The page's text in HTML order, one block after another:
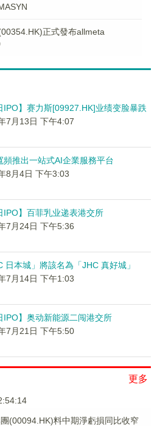
正式發布allmeta
IPO】赛力斯[09927.HK]业绩变脸暴跌
7月13日 下午4:07
頻推出一站式AI企業服務平台
8月4日 下午3:03
IPO】百菲乳业递表港交所
7月24日 下午5:36
日本城」將該名為「JHC 真好城」
7月14日 下午1:03
IPO】奥动新能源二闯港交所
7月21日 下午5:50
更多
團(00094.HK)料中期淨虧損同比收窄